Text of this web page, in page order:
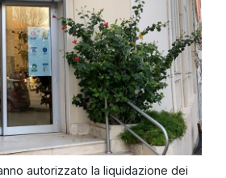
autorizzato la liquidazione dei